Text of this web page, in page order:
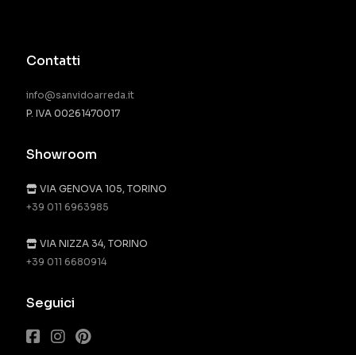
Contatti
info@sanvidoarreda.it
P. IVA 00261470017
Showroom
VIA GENOVA 105, TORINO
+39 011 6963985
VIA NIZZA 34, TORINO
+39 011 6680914
Seguici